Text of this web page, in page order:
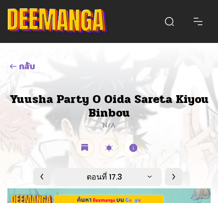
กลับ
Yuusha Party O Oida Sareta Kiyou
Binbou
N/A
ตอนที่ 17.3